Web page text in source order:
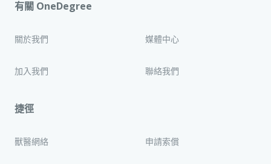
有關 OneDegree
關於我們 媒體中心
加入我們 聯絡我們
捷徑
獸醫網絡 申請索償